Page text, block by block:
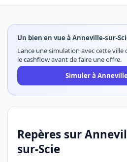
Un bien en vue à Anneville-sur-
Lance une simulation avec cette
le cashflow avant de faire une offre.
Simuler à
Repères sur
sur-Scie